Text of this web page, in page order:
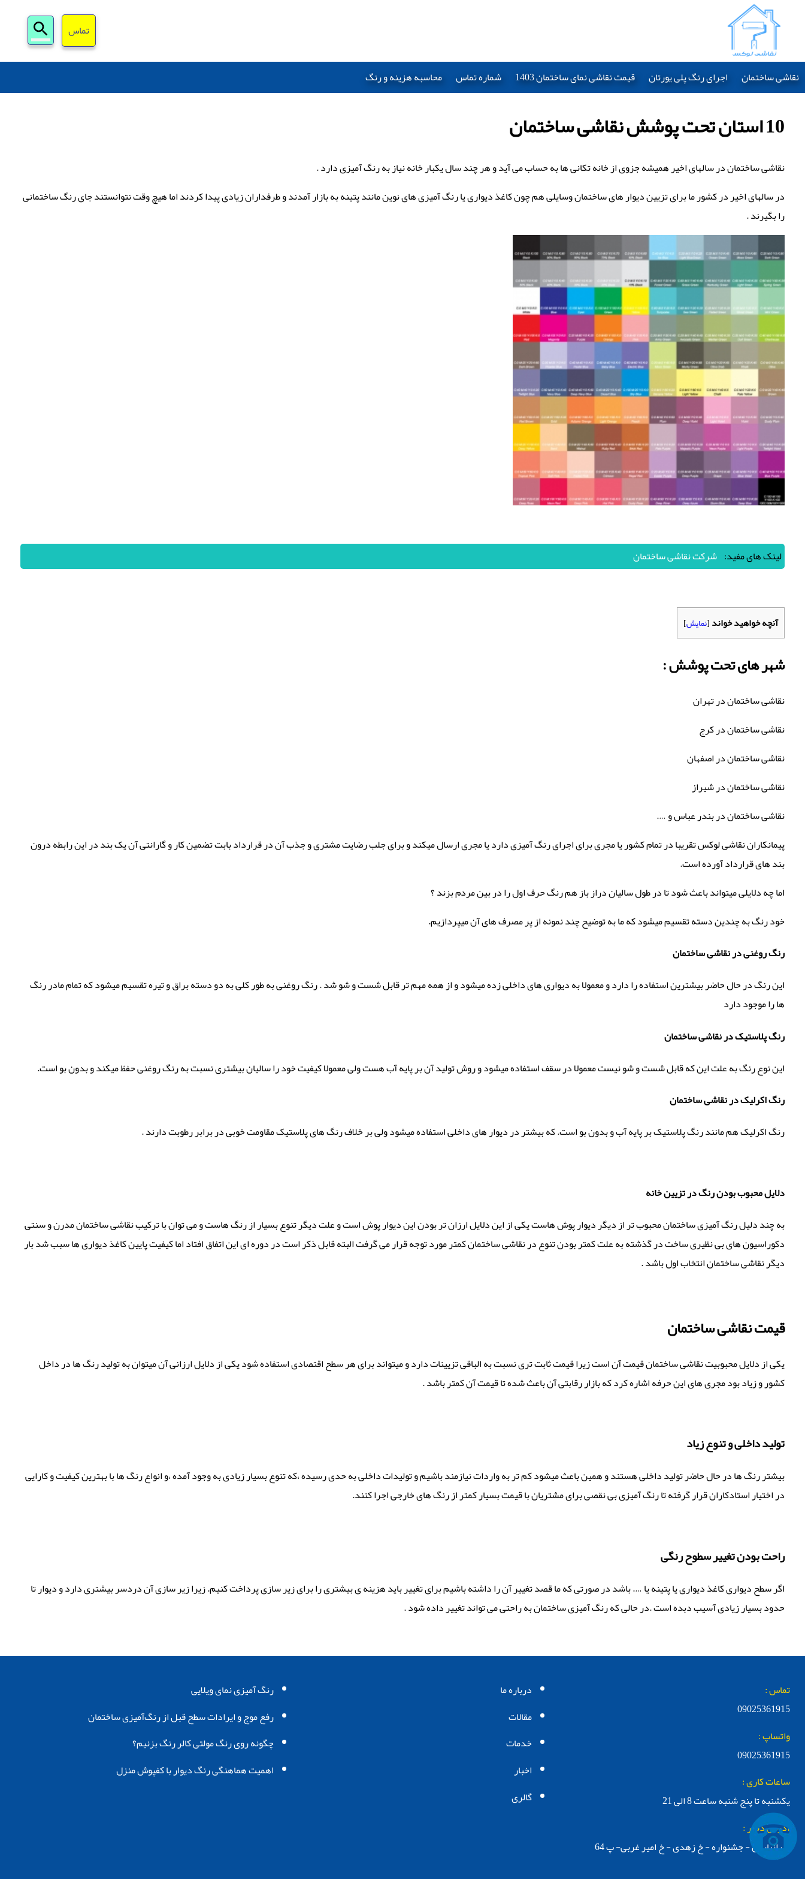
برای:
تماس
نقاشی ساختمان اجرای رنگ پلی یورتان قیمت نقاشی نمای ساختمان 1403 شماره تماس محاسبه هزینه و رنگ
10 استان تحت پوشش نقاشی ساختمان
نقاشی ساختمان در سالهای اخیر همیشه جزوی از خانه تکانی ها به حساب می آید و هر چند سال یکبار خانه نیاز به رنگ آمیزی دارد .
در سالهای اخیر در کشور ما برای تزیین دیوار های ساختمان وسایلی هم چون کاغذ دیواری یا رنگ آمیزی های نوین مانند پتینه به بازار آمدند و طرفداران زیادی پیدا کردند اما هیچ وقت نتوانستند جای رنگ ساختمانی
را بگیرند .
لینک های مفید: شرکت نقاشی ساختمان
آنچه خواهید خواند[نمایش]
شهر های تحت پوشش :
نقاشی ساختمان در تهران
نقاشی ساختمان در کرج
نقاشی ساختمان در اصفهان
نقاشی ساختمان در شیراز
نقاشی ساختمان در بندر عباس و ….
پیمانکاران نقاشی لوکس تقریبا در تمام کشور یا مجری برای اجرای رنگ آمیزی دارد یا مجری ارسال میکند و برای جلب رضایت مشتری و جذب آن در قرارداد بابت تضمین کار و گارانتی آن یک بند در این رابطه درون
بند های قرارداد آورده است.
اما چه دلایلی میتواند باعث شود تا در طول سالیان دراز باز هم رنگ حرف اول را در بین مردم بزند ؟‌
خود رنگ به چندین دسته تقسیم میشود که ما به توضیح چند نمونه از پر مصرف های آن میپردازیم.
رنگ روغنی در نقاشی ساختمان
این رنگ در حال حاضر بیشترین استفاده را دارد و معمولا به دیواری های داخلی زده میشود و از همه مهم تر قابل شست و شو شد . رنگ روغنی به طور کلی به دو دسته براق و تیره تقسیم میشود که تمام مادر رنگ
ها را موجود دارد
رنگ پلاستیک در نقاشی ساختمان
این نوع رنگ به علت این که قابل شست و شو نیست معمولا در سقف استفاده میشود و روش تولید آن بر پایه آب هست ولی معمولا کیفیت خود را سالیان بیشتری نسبت به رنگ روغنی حفظ میکند و بدون بو است.
رنگ اکرلیک در نقاشی ساختمان
رنگ اکرلیک هم مانند رنگ پلاستیک بر پایه آب و بدون بو است. که بیشتر در دیوار های داخلی استفاده میشود ولی بر خلاف رنگ های پلاستیک مقاومت خوبی در برابر رطوبت دارند .
دلایل محبوب بودن رنگ در تزیین خانه
به چند دلیل رنگ آمیزی ساختمان محبوب تر از دیگر دیوار پوش هاست یکی از این دلایل ارزان تر بودن این دیوار پوش است و علت دیگر تنوع بسیار از رنگ هاست و می توان با ترکیب نقاشی ساختمان مدرن و سنتی
دکوراسیون های بی نظیری ساخت در گذشته به علت کمتر بودن تنوع در نقاشی ساختمان کمتر مورد توجه قرار می گرفت البته قابل ذکر است در دوره ای این اتفاق افتاد اما کیفیت پایین کاغذ دیواری ها سبب شد بار
دیگر نقاشی ساختمان انتخاب اول باشد .
قیمت نقاشی ساختمان
یکی از دلایل محبوبیت نقاشی ساختمان قیمت آن است زیرا قیمت ثابت تری نسبت به الباقی تزیینات دارد و میتواند برای هر سطح اقتصادی استفاده شود یکی از دلایل ارزانی آن میتوان به تولید رنگ ها در داخل
کشور و زیاد بود مجری های این حرفه اشاره کرد که بازار رقابتی آن باعث شده تا قیمت آن کمتر باشد .
تولید داخلی و تنوع زیاد
بیشتر رنگ ها در حال حاضر تولید داخلی هستند و همین باعث میشود کم تر به واردات نیازمند باشیم و تولیدات داخلی به حدی رسیده ،که تنوع بسیار زیادی به وجود آمده ،و انواع رنگ ها با بهترین کیفیت و کارایی
در اختیار استادکاران قرار گرفته تا رنگ آمیزی بی نقصی برای مشتریان با قیمت بسیار کمتر از رنگ های خارجی اجرا کنند.
راحت بودن تغییر سطوح رنگی
اگر سطح دیواری کاغذ دیواری یا پتینه یا …. باشد در صورتی که ما قصد تغییر آن را داشته باشیم برای تغییر باید هزینه ی بیشتری را برای زیر سازی پرداخت کنیم. زیرا زیر سازی آن دردسر بیشتری دارد و دیوار تا
حدود بسیار زیادی آسیب دبده است .در حالی که رنگ آمیزی ساختمان به راحتی می تواند تغییر داده شود .
تماس :
09025361915
واتساپ :
09025361915
ساعات کاری :
یکشنبه تا پنج شنبه ساعت 8 الی 21
آدرس دفتر :
تهرانپارس - جشنواره - خ زهدی - خ امیر غربی- پ 64
درباره ما
مقالات
خدمات
اخبار
گالری
رنگ‌ آمیزی نمای ویلایی
رفع موج و ایرادات سطح قبل از رنگ‌آمیزی ساختمان
چگونه روی رنگ مولتی کالر رنگ بزنیم؟
اهمیت هماهنگی رنگ دیوار با کفپوش منزل